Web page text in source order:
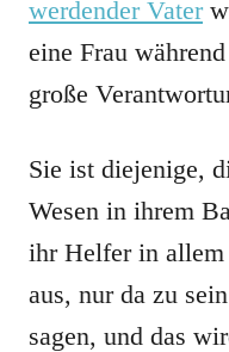
werdender Vater
eine Frau
große
Sie ist diejenige,
Wesen in ihrem
ihr Helfer in
aus, nur da zu
sagen, und das